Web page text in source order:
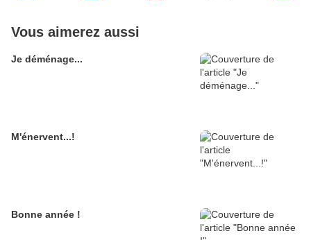
Vous aimerez aussi
Je déménage...
M'énervent...!
Bonne année !